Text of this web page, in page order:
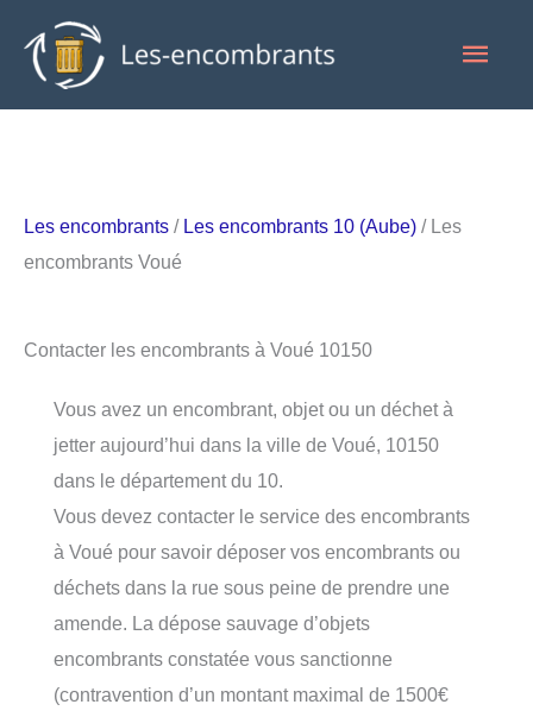
contenu
Les encombrants / Les encombrants 10 (Aube) / Les
encombrants Voué
Contacter les encombrants à Voué 10150
Vous avez un encombrant, objet ou un déchet à
jetter aujourd’hui dans la ville de Voué, 10150
dans le département du 10.
Vous devez contacter le service des encombrants
à Voué pour savoir déposer vos encombrants ou
déchets dans la rue sous peine de prendre une
amende. La dépose sauvage d’objets
encombrants constatée vous sanctionne
(contravention d’un montant maximal de 1500€